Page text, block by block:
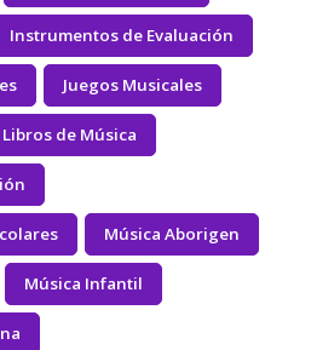
Instrumentos de Evaluación
Juegos Musicales
Libros de Música
Música Aborigen
Música Infantil